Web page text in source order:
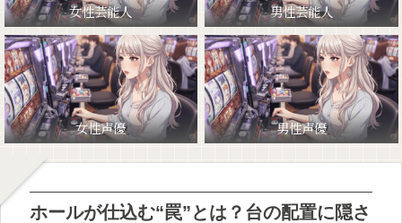
女性芸能人 男性芸能人
女性声優 男性声優
ホールが仕込む“罠”とは？台の配置に隠さ